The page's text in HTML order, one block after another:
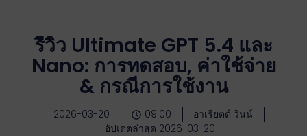
รีวิว Ultimate GPT 5.4 และ
Nano: การทดสอบ, ค่าใช้จ่าย
& กรณีการใช้งาน
2026-03-20 09:00
อาเรียตต์ วินน์
อัปเดตล่าสุด 2026-03-20